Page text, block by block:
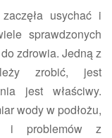
usychać i
sprawdzonych
zdrowia. Jedną z
zrobić, jest
jest właściwy.
wody w podłożu,
i problemów z